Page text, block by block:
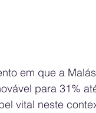
em que a
para 31%
vital neste